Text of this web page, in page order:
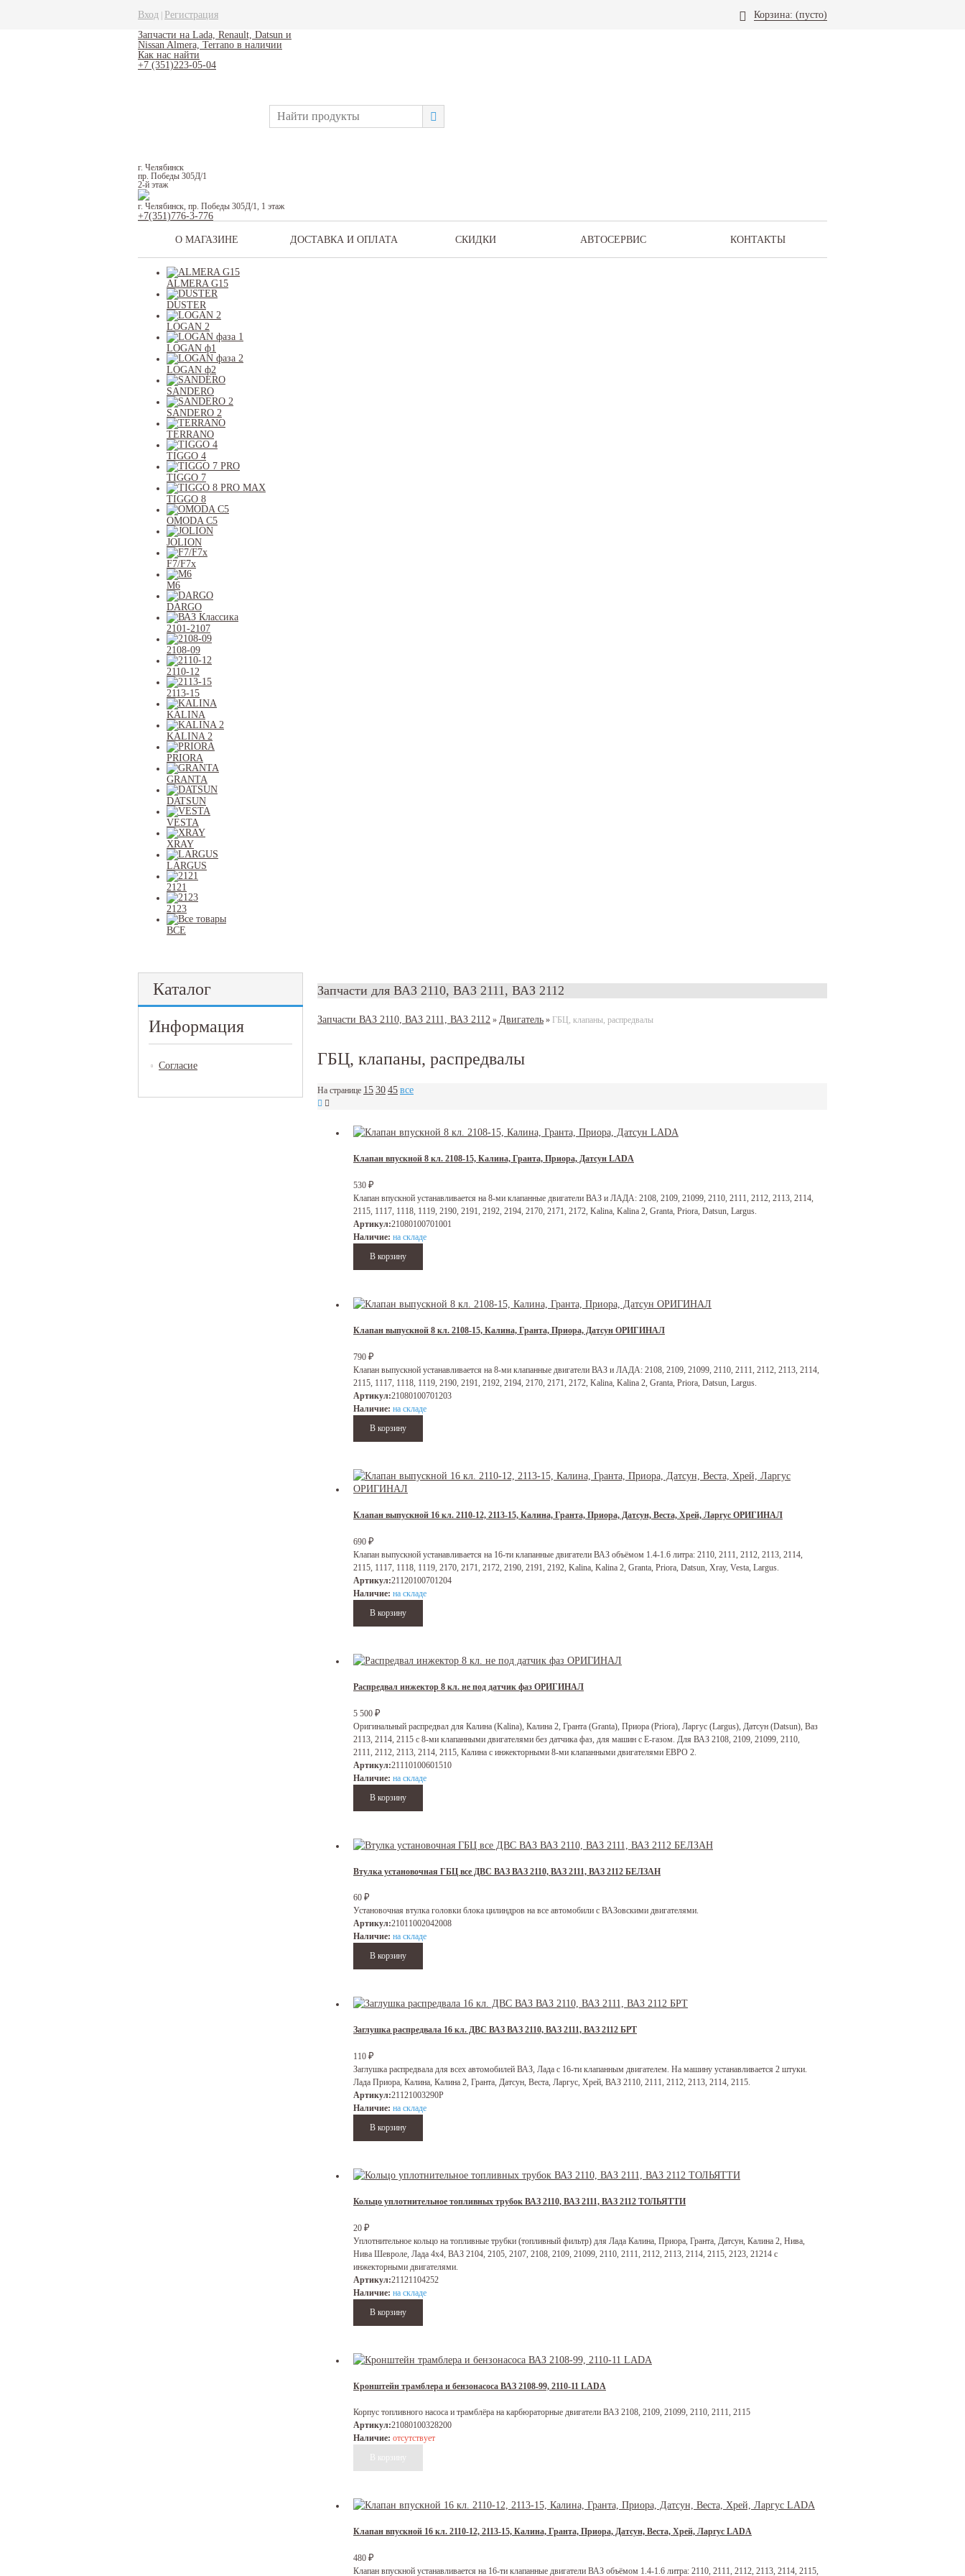
Вход Регистрация Корзина: (пусто)
Запчасти на Lada, Renault, Datsun и
Nissan Almera, Terrano в наличии
Как нас найти
+7 (351)223-05-04
г. Челябинск
пр. Победы 305Д/1
2-й этаж
г. Челябинск, пр. Победы 305Д/1, 1 этаж
+7(351)776-3-776
О МАГАЗИНЕ ДОСТАВКА И ОПЛАТА СКИДКИ АВТОСЕРВИС КОНТАКТЫ
ALMERA G15
DUSTER
LOGAN 2
LOGAN ф1
LOGAN ф2
SANDERO
SANDERO 2
TERRANO
TIGGO 4
TIGGO 7
TIGGO 8
OMODA C5
JOLION
F7/F7x
M6
DARGO
2101-2107
2108-09
2110-12
2113-15
KALINA
KALINA 2
PRIORA
GRANTA
DATSUN
VESTA
XRAY
LARGUS
2121
2123
ВСЕ
Каталог
Информация
Согласие
Запчасти для ВАЗ 2110, ВАЗ 2111, ВАЗ 2112
Запчасти ВАЗ 2110, ВАЗ 2111, ВАЗ 2112 » Двигатель » ГБЦ, клапаны, распредвалы
ГБЦ, клапаны, распредвалы
На странице 153045все
Клапан впускной 8 кл. 2108-15, Калина, Гранта, Приора, Датсун LADA
530 ₽
Клапан впускной устанавливается на 8-ми клапанные двигатели ВАЗ и ЛАДА: 2108, 2109, 21099, 2110, 2111, 2112, 2113, 2114,
2115, 1117, 1118, 1119, 2190, 2191, 2192, 2194, 2170, 2171, 2172, Kalina, Kalina 2, Granta, Priora, Datsun, Largus.
Артикул:21080100701001
Наличие: на складе
Клапан выпускной 8 кл. 2108-15, Калина, Гранта, Приора, Датсун ОРИГИНАЛ
790 ₽
Клапан выпускной устанавливается на 8-ми клапанные двигатели ВАЗ и ЛАДА: 2108, 2109, 21099, 2110, 2111, 2112, 2113, 2114,
2115, 1117, 1118, 1119, 2190, 2191, 2192, 2194, 2170, 2171, 2172, Kalina, Kalina 2, Granta, Priora, Datsun, Largus.
Артикул:21080100701203
Наличие: на складе
Клапан выпускной 16 кл. 2110-12, 2113-15, Калина, Гранта, Приора, Датсун, Веста, Хрей, Ларгус ОРИГИНАЛ
690 ₽
Клапан выпускной устанавливается на 16-ти клапанные двигатели ВАЗ объёмом 1.4-1.6 литра: 2110, 2111, 2112, 2113, 2114,
2115, 1117, 1118, 1119, 2170, 2171, 2172, 2190, 2191, 2192, Kalina, Kalina 2, Granta, Priora, Datsun, Xray, Vesta, Largus.
Артикул:21120100701204
Наличие: на складе
Распредвал инжектор 8 кл. не под датчик фаз ОРИГИНАЛ
5 500 ₽
Оригинальный распредвал для Калина (Kalina), Калина 2, Гранта (Granta), Приора (Priora), Ларгус (Largus), Датсун (Datsun), Ваз
2113, 2114, 2115 с 8-ми клапанными двигателями без датчика фаз, для машин с Е-газом. Для ВАЗ 2108, 2109, 21099, 2110,
2111, 2112, 2113, 2114, 2115, Калина с инжекторными 8-ми клапанными двигателями ЕВРО 2.
Артикул:21110100601510
Наличие: на складе
Втулка установочная ГБЦ все ДВС ВАЗ ВАЗ 2110, ВАЗ 2111, ВАЗ 2112 БЕЛЗАН
60 ₽
Установочная втулка головки блока цилиндров на все автомобили с ВАЗовскими двигателями.
Артикул:21011002042008
Наличие: на складе
Заглушка распредвала 16 кл. ДВС ВАЗ ВАЗ 2110, ВАЗ 2111, ВАЗ 2112 БРТ
110 ₽
Заглушка распредвала для всех автомобилей ВАЗ, Лада с 16-ти клапанным двигателем. На машину устанавливается 2 штуки.
Лада Приора, Калина, Калина 2, Гранта, Датсун, Веста, Ларгус, Хрей, ВАЗ 2110, 2111, 2112, 2113, 2114, 2115.
Артикул:21121003290Р
Наличие: на складе
Кольцо уплотнительное топливных трубок ВАЗ 2110, ВАЗ 2111, ВАЗ 2112 ТОЛЬЯТТИ
20 ₽
Уплотнительное кольцо на топливные трубки (топливный фильтр) для Лада Калина, Приора, Гранта, Датсун, Калина 2, Нива,
Нива Шевроле, Лада 4х4, ВАЗ 2104, 2105, 2107, 2108, 2109, 21099, 2110, 2111, 2112, 2113, 2114, 2115, 2123, 21214 с
инжекторными двигателями.
Артикул:21121104252
Наличие: на складе
Кронштейн трамблера и бензонасоса ВАЗ 2108-99, 2110-11 LADA
Корпус топливного насоса и трамблёра на карбюраторные двигатели ВАЗ 2108, 2109, 21099, 2110, 2111, 2115
Артикул:21080100328200
Наличие: отсутствует
Клапан впускной 16 кл. 2110-12, 2113-15, Калина, Гранта, Приора, Датсун, Веста, Хрей, Ларгус LADA
480 ₽
Клапан впускной устанавливается на 16-ти клапанные двигатели ВАЗ объёмом 1.4-1.6 литра: 2110, 2111, 2112, 2113, 2114, 2115,